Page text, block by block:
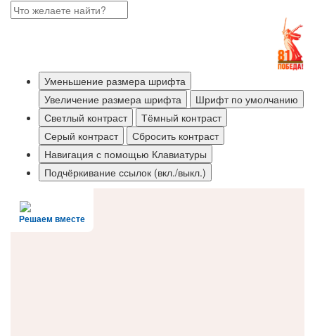
Уменьшение размера шрифта
Увеличение размера шрифта
Шрифт по умолчанию
Светлый контраст
Тёмный контраст
Серый контраст
Сбросить контраст
Навигация с помощью Клавиатуры
Подчёркивание ссылок (вкл./выкл.)
Решаем вместе